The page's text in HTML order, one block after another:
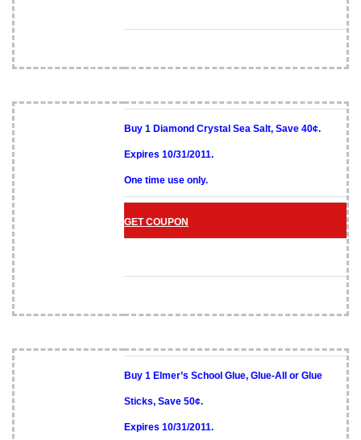
Buy 1 Diamond Crystal Sea Salt, Save 40¢.
Expires 10/31/2011.
One time use only.
GET COUPON
Buy 1 Elmer’s School Glue, Glue-All or Glue
Sticks, Save 50¢.
Expires 10/31/2011.